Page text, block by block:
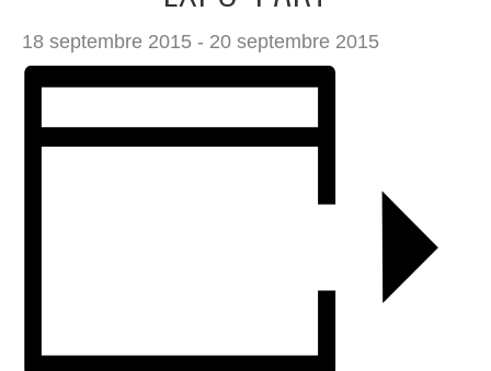
18 septembre 2015 - 20 septembre 2015